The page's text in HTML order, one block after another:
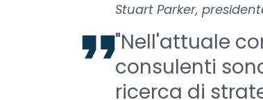
Stuart Parker,
"Nell'attuale
consulenti
ricerca di